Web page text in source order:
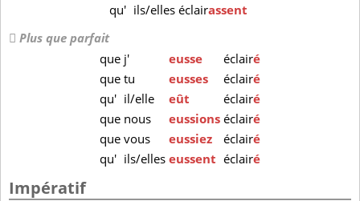
qu' ils/elles éclairassent
Plus que parfait
que j' eusse éclairé
quetu eusses éclairé
qu' il/elle eût éclairé
que nous eussionséclairé
quevous eussiez éclairé
qu' ils/elleseussent éclairé
Impératif